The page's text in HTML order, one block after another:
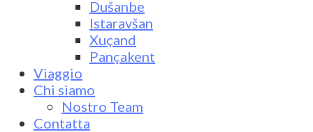
Dušanbe
Istaravšan
Xuçand
Pançakent
Viaggio
Chi siamo
Nostro Team
Contatta